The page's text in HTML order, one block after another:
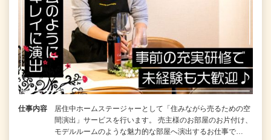
仕事内容
居住中ホームステージャーとして「住みながら売るための空
間演出」サービスを行います。 売主様のお部屋のお片付け、
モデルルームのような魅力的な部屋へ演出するお仕事で…